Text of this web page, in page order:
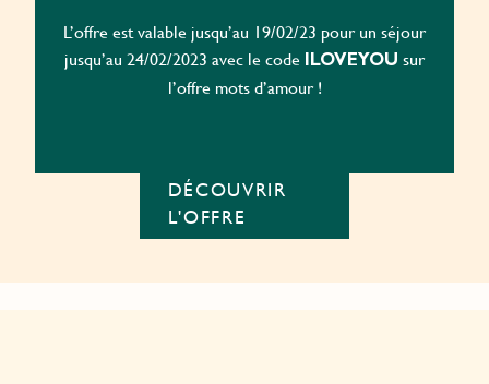
L’offre est valable jusqu’au 19/02/23 pour un séjour
jusqu’au 24/02/2023 avec le code ILOVEYOU sur
l’offre mots d’amour !
DÉCOUVRIR
L'OFFRE